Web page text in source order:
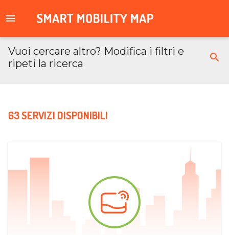
Vuoi cercare altro? Modifica i filtri e
ripeti la ricerca
63 SERVIZI DISPONIBILI